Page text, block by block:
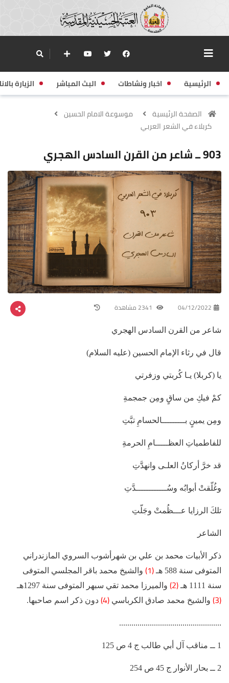
الرئيسية اخبار ونشاطات البث المباشر الزيارة
الصفحة الرئيسية
موسوعة الامام الحسين
كربلاء في الشعر العربي
903 ــ شاعر من القرن السادس الهجري
04/12/2022
شاعر من القرن السادس الهجري
قال في رثاء الإمام الحسين (عليه السلام)
يا (كربلا) يـا كُربتي وزفرتي
كمْ فيكِ من ساقٍ ومِن جمجمةِ
ومِن يمينٍ بـــــــــالحسامِ تبَّتِ
للفاطمياتِ العظـــــامِ الحرمةِ
قد خرَّ أركانُ العلـى وانهدَّتِ
وغُلّقتْ أبوابُه وسُــــــــــــدَّتِ
تلكَ الرزايا عـــظُمتْ وجَلّتِ
الشاعر
ذكر الأبيات محمد بن علي بن شهرأشوب السروي المازندراني
المتوفى سنة 588 هـ
(1)
والشيخ محمد باقر المجلسي المتوفى
سنة 1111 هـ
(2) والميرزا محمد تقي سبهر المتوفى سنة 1297هـ
(3) والشيخ محمد صادق الكرباسي (4) دون ذكر اسم صاحبها.
..................................................
1 ــ مناقب آل أبي طالب ج 4 ص 125
2 ــ بحار الأنوار ج 45 ص 254